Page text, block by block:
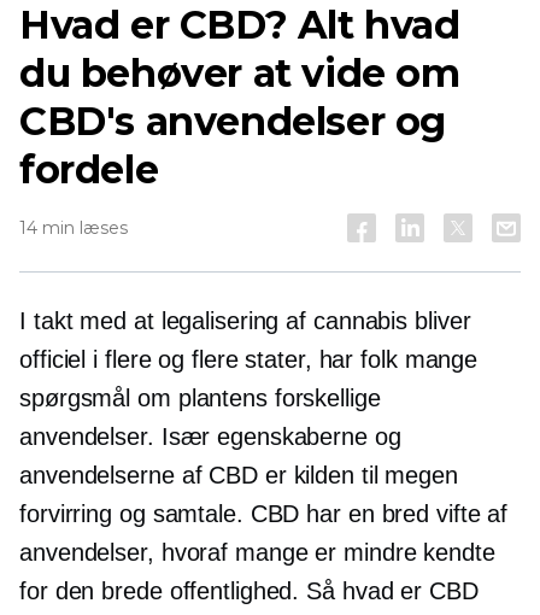
Hvad er CBD? Alt hvad
du behøver at vide om
CBD's anvendelser og
fordele
14 min læses
I takt med at legalisering af cannabis bliver
officiel i flere og flere stater, har folk mange
spørgsmål om plantens forskellige
anvendelser. Især egenskaberne og
anvendelserne af CBD er kilden til megen
forvirring og samtale. CBD har en bred vifte af
anvendelser, hvoraf mange er mindre kendte
for den brede offentlighed. Så hvad er CBD